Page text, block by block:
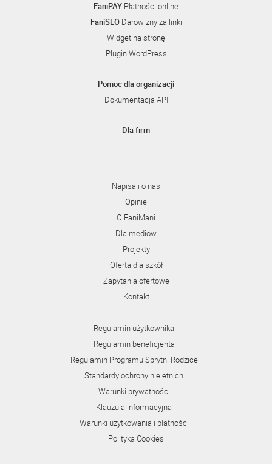
FaniPAY Płatności online
FaniSEODarowizny za linki
Widget na stronę
Plugin WordPress
Pomoc dla organizacji
Dokumentacja API
Dla firm
Napisali o nas
Opinie
O FaniMani
Dla mediów
Projekty
Oferta dla szkół
Zapytania ofertowe
Kontakt
Regulamin użytkownika
Regulamin beneficjenta
Regulamin Programu Sprytni Rodzice
Standardy ochrony nieletnich
Warunki prywatności
Klauzula informacyjna
Warunki użytkowania i płatności
Polityka Cookies